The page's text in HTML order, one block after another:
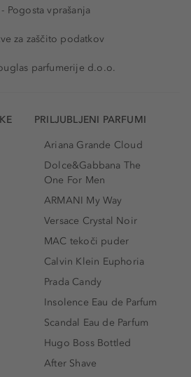
Pogosta vprašanja
za zaščito podatkov
parfumerije d.o.o.
PRILJUBLJENI PARFUMI
Ariana Grande Cloud
Dolce&Gabbana The
One For Men
ARMANI My Way
Versace Crystal Noir
MAC tekoči puder
Calvin Klein Euphoria
Prada Candy
Insolence Eau de Parfum
Scandal Eau de Parfum
Hugo Boss Bottled
After Shave